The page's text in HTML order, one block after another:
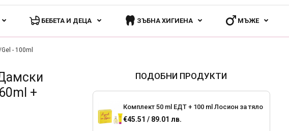
БЕБЕТА И ДЕЦА ЗЪБНА ХИГИЕНА МЪЖЕ
- 100ml
+
ПОДОБНИ ПРОДУКТИ
Комплект 50 ml ЕДТ + 100 ml Лосион за тяло
€45.51 / 89.01 лв.